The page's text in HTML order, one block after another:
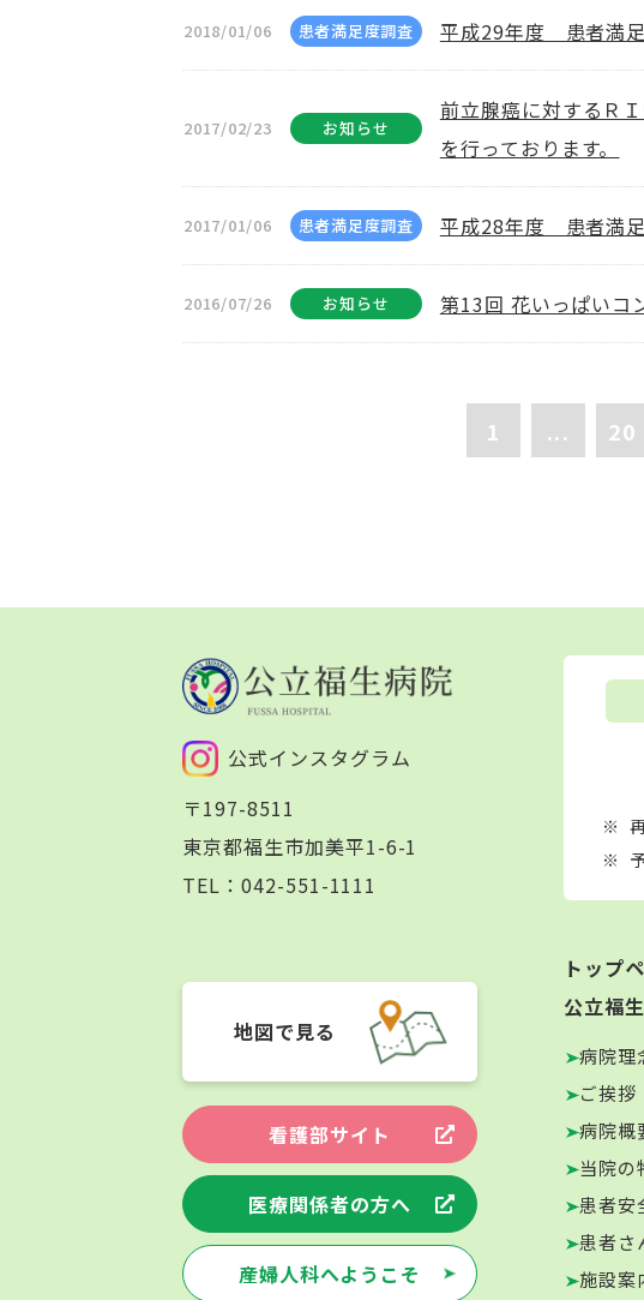
2018/01/06 患者満足度調査 平成29年度 患者満
2017/02/23 お知らせ
前立腺癌に対するＲ
を行っております。
2017/01/06 患者満足度調査 平成28年度 患者満
2016/07/26 お知らせ 第13回 花いっぱいコ
1 ... 20
公式インスタグラム
〒197-8511
東京都福生市加美平1-6-1
TEL： 042-551-1111
地図で見る
看護部サイト
医療関係者の方へ
産婦人科へようこそ
トップ
公立福
病院理
ご挨拶
病院概
当院の
患者安
患者さ
施設案